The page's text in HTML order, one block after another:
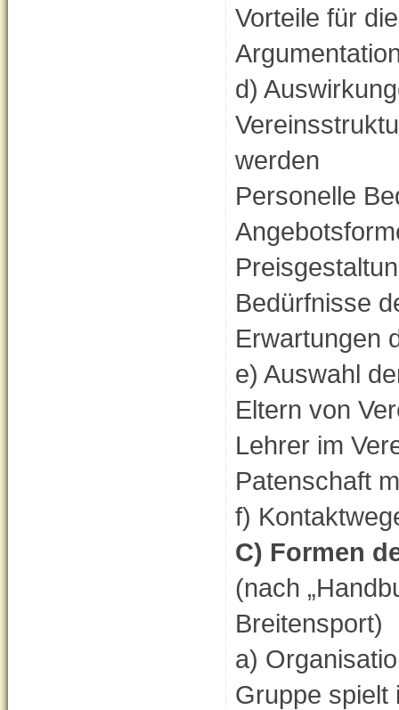
Vorteile für
d)
werden
Personelle
Bedürfnisse
Erwartungen
e) Auswahl
Eltern von
Lehrer im
Patenschaft
f)
C) Formen
(nach
Breitensport)
a)
Gruppe spielt